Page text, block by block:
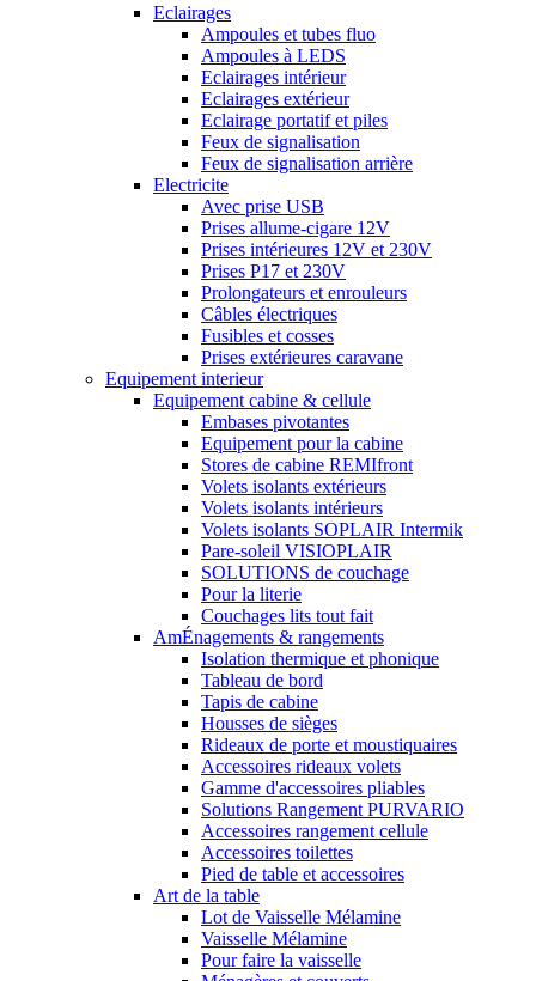
Eclairages
Ampoules et tubes fluo
Ampoules à LEDS
Eclairages intérieur
Eclairages extérieur
Eclairage portatif et piles
Feux de signalisation
Feux de signalisation arrière
Electricite
Avec prise USB
Prises allume-cigare 12V
Prises intérieures 12V et 230V
Prises P17 et 230V
Prolongateurs et enrouleurs
Câbles électriques
Fusibles et cosses
Prises extérieures caravane
Equipement interieur
Equipement cabine & cellule
Embases pivotantes
Equipement pour la cabine
Stores de cabine REMIfront
Volets isolants extérieurs
Volets isolants intérieurs
Volets isolants SOPLAIR Intermik
Pare-soleil VISIOPLAIR
SOLUTIONS de couchage
Pour la literie
Couchages lits tout fait
AmÉnagements & rangements
Isolation thermique et phonique
Tableau de bord
Tapis de cabine
Housses de sièges
Rideaux de porte et moustiquaires
Accessoires rideaux volets
Gamme d'accessoires pliables
Solutions Rangement PURVARIO
Accessoires rangement cellule
Accessoires toilettes
Pied de table et accessoires
Art de la table
Lot de Vaisselle Mélamine
Vaisselle Mélamine
Pour faire la vaisselle